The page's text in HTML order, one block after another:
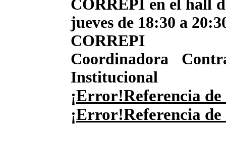
CORREPI en el hall
jueves de 18:30 a
CORREPI
Coordinadora
Institucional
¡Error!Referencia
¡Error!Referencia